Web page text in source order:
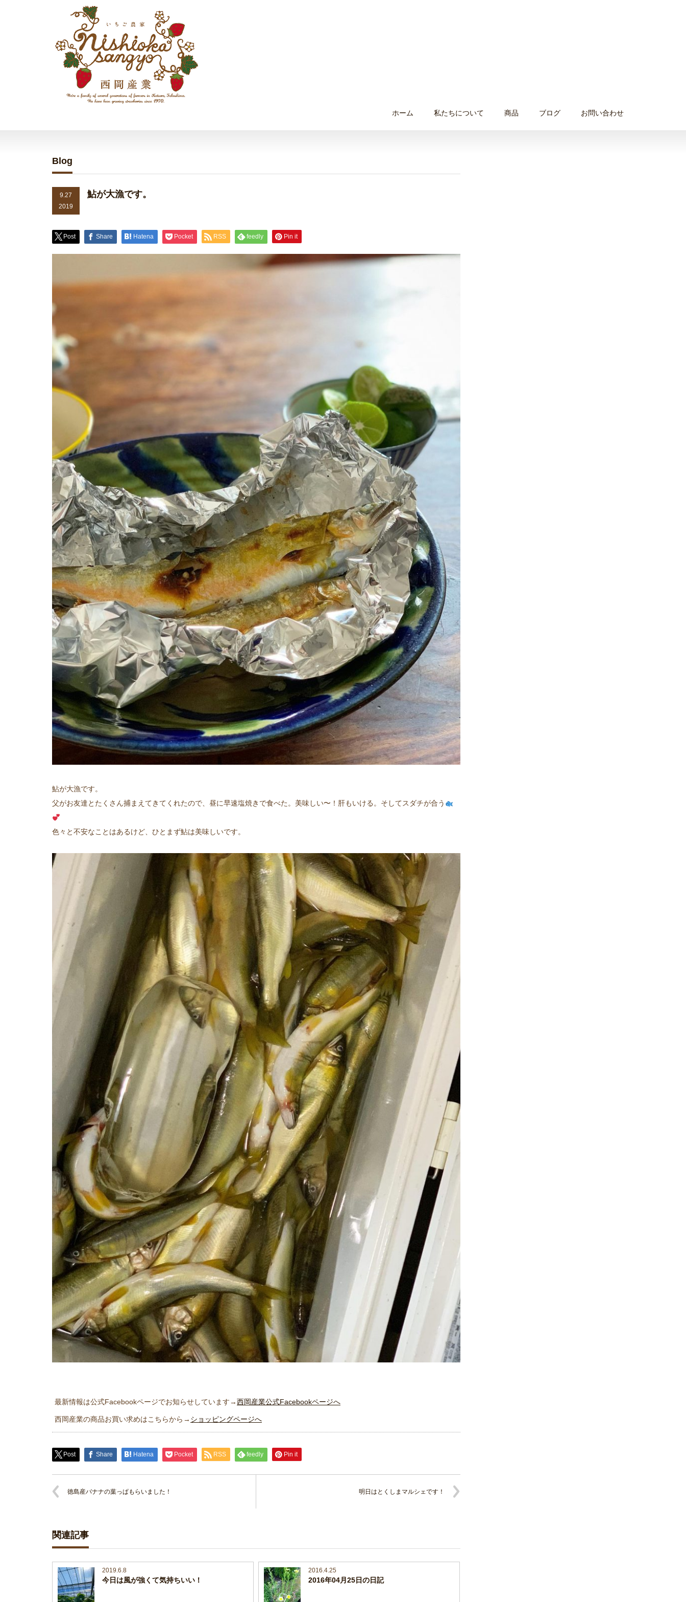
ホーム 私たちについて 商品 ブログ お問い合わせ
Blog
9.27
2019
鮎が大漁です。
Post Share Hatena Pocket RSS feedly Pin it
鮎が大漁です。
父がお友達とたくさん捕まえてきてくれたので、昼に早速塩焼きで食べた。美味しい〜！肝もいける。そしてスダチが合う
色々と不安なことはあるけど、ひとまず鮎は美味しいです。
最新情報は公式Facebookページでお知らせしています→西岡産業公式Facebookページへ
西岡産業の商品お買い求めはこちらから→ ショッピングページへ
Post Share Hatena Pocket RSS feedly Pin it
徳島産バナナの葉っぱもらいました！ 明日はとくしまマルシェです！
関連記事
2019.6.8
今日は風が強くて気持ちいい！
2016.4.25
2016年04月25日の日記